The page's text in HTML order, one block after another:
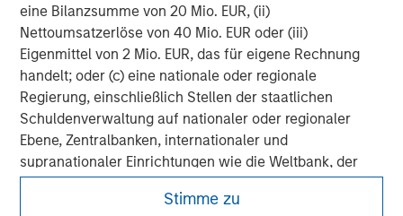
eine Bilanzsumme von 20 Mio. EUR, (ii)
Nettoumsatzerlöse von 40 Mio. EUR oder (iii)
Eigenmittel von 2 Mio. EUR, das für eigene Rechnung
handelt; oder (c) eine nationale oder regionale
Regierung, einschließlich Stellen der staatlichen
Schuldenverwaltung auf nationaler oder regionaler
Ebene, Zentralbanken, internationaler und
supranationaler Einrichtungen wie die Weltbank, der
IWF, die EZB, die EIB und andere vergleichbare
internationale Organisationen, die auf eigene Rechnung
Stimme zu